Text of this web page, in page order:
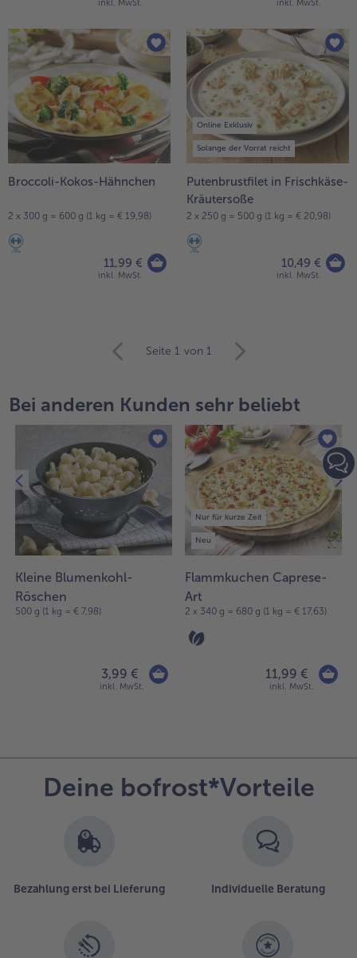
inkl. MwSt. inkl. MwSt.
Broccoli-Kokos-Hähnchen
2 x 300 g = 600 g (1 kg = € 19,98)
11,99 €
inkl. MwSt.
Online Exklusiv
Solange der Vorrat reicht
Putenbrustfilet in Frischkäse-
Kräutersoße
2 x 250 g = 500 g (1 kg = € 20,98)
10,49 €
inkl. MwSt.
Übersicht.
Es
10
Artikel
in
der
Liste.
Seite 1 von 1
Bei anderen Kunden sehr beliebt
Kleine Blumenkohl-
Röschen
500 g (1 kg = € 7,98)
3,99 €
inkl. MwSt.
Nur für kurze Zeit
Neu
Flammkuchen Caprese-
Art
2 x 340 g = 680 g (1 kg = € 17,63)
11,99 €
inkl. MwSt.
Deine bofrost*Vorteile
Bezahlung erst bei Lieferung Individuelle Beratung